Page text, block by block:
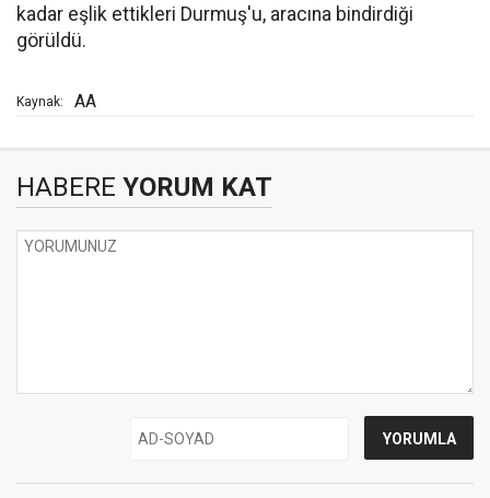
kadar eşlik ettikleri Durmuş'u, aracına bindirdiği
görüldü.
Kaynak: AA
HABERE YORUM KAT